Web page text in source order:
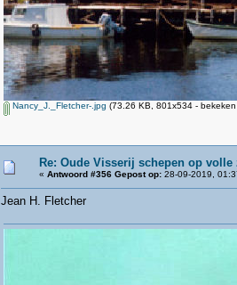
Nancy_J._Fletcher-.jpg (73.26 KB, 801x534 -
Re: Oude Visserij schepen op volle
« Antwoord #356 Gepost op: 28-09-2019,
Jean H. Fletcher